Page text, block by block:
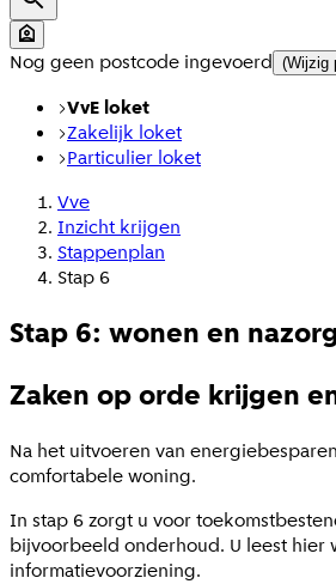
Nog geen postcode ingevoerd (Wijzig
VvE loket
Zakelijk loket
Particulier loket
Vve
Inzicht krijgen
Stappenplan
Stap 6
Stap 6: wonen en nazorg
Zaken op orde krijgen
Na het uitvoeren van
comfortabele woning.
In stap 6 zorgt u voor
bijvoorbeeld onderhoud. U leest hier
informatievoorziening.